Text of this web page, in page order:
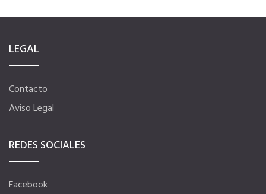
LEGAL
Contacto
Aviso Legal
REDES SOCIALES
Facebook